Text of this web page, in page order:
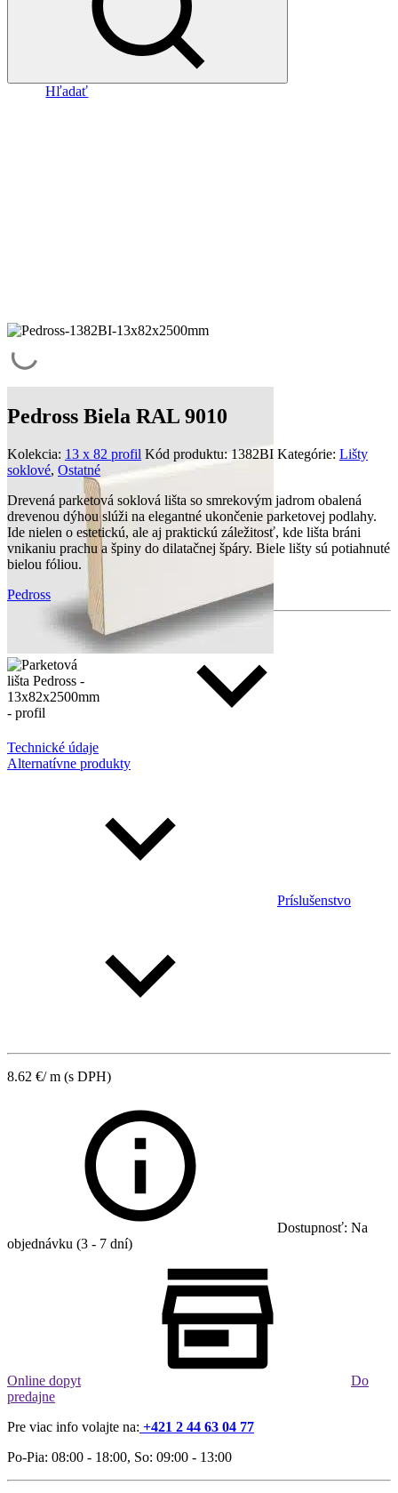
Hľadať
Pedross Biela RAL 9010
Kolekcia: 13 x 82 profil Kód produktu:1382BI Kategórie: Lišty
soklové, Ostatné
Drevená parketová soklová lišta so smrekovým jadrom obalená
drevenou dýhou slúži na elegantné ukončenie parketovej podlahy.
Ide nielen o estetickú, ale aj praktickú záležitosť, kde lišta bráni
vnikaniu prachu a špiny do dilatačnej špáry. Biele lišty sú potiahnuté
bielou fóliou.
Pedross
Technické údaje
Alternatívne produkty
Príslušenstvo
8.62 €/ m (s DPH)
Dostupnosť: Na
objednávku (3 - 7 dní)
Online dopyt
Do
predajne
Pre viac info volajte na: +421 2 44 63 04 77
Po-Pia: 08:00 - 18:00, So: 09:00 - 13:00